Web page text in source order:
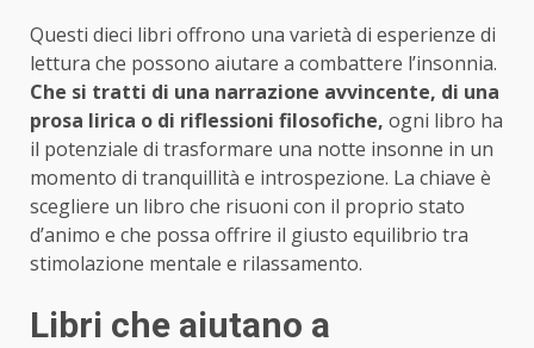
Questi dieci libri offrono una varietà di esperienze di
lettura che possono aiutare a combattere l’insonnia.
Che si tratti di una narrazione avvincente, di una
prosa lirica o di riflessioni filosofiche, ogni libro ha
il potenziale di trasformare una notte insonne in un
momento di tranquillità e introspezione. La chiave è
scegliere un libro che risuoni con il proprio stato
d’animo e che possa offrire il giusto equilibrio tra
stimolazione mentale e rilassamento.
Libri che aiutano a